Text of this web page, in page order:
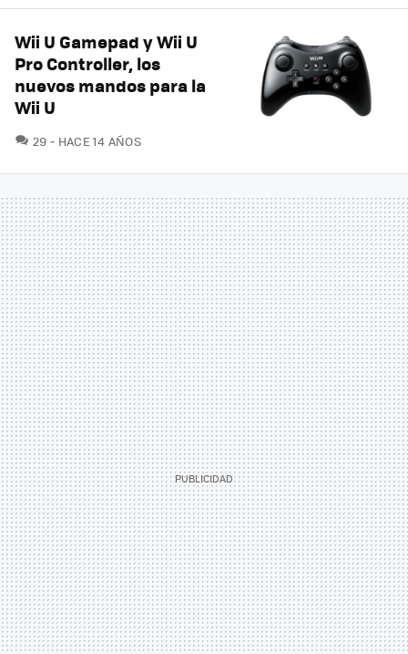
Wii U Gamepad y Wii U
Pro Controller, los
nuevos mandos para la
Wii U
29 COMENTARIOS
HACE 14 AÑOS